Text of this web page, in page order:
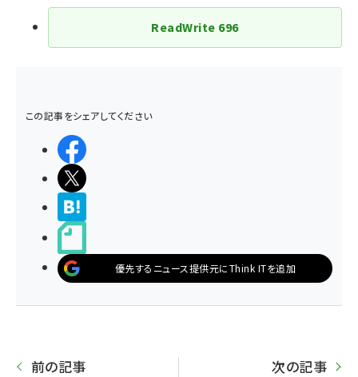
ReadWrite 696
この記事をシェアしてください
優先するニュース提供元にThink ITを追加
前の記事 次の記事